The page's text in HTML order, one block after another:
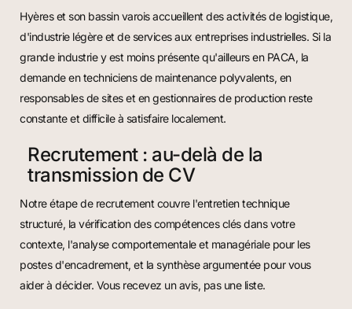
Hyères et son bassin varois accueillent des activités de logistique,
d'industrie légère et de services aux entreprises industrielles. Si la
grande industrie y est moins présente qu'ailleurs en PACA, la
demande en techniciens de maintenance polyvalents, en
responsables de sites et en gestionnaires de production reste
constante et difficile à satisfaire localement.
Recrutement : au-delà de la
transmission de CV
Notre étape de recrutement couvre l'entretien technique
structuré, la vérification des compétences clés dans votre
contexte, l'analyse comportementale et managériale pour les
postes d'encadrement, et la synthèse argumentée pour vous
aider à décider. Vous recevez un avis, pas une liste.